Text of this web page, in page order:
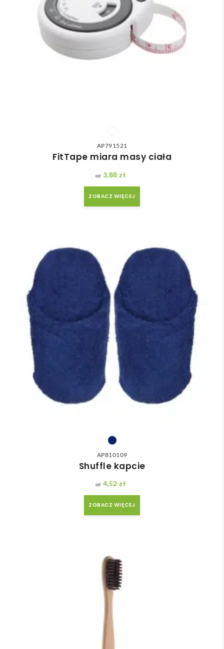
AP791521
FitTape miara masy ciała
3,88 zł
ZOBACZ WIĘCEJ
AP810109
Shuffle kapcie
4,52 zł
ZOBACZ WIĘCEJ